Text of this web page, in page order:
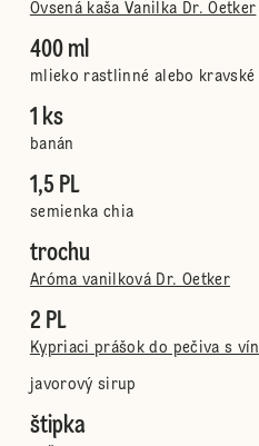
Ovsená kaša Vanilka Dr. Oetker
400 ml
mlieko rastlinné alebo kravské
1 ks
banán
1,5 PL
semienka chia
trochu
Aróma vanilková Dr. Oetker
2 PL
Kypriaci prášok do pečiva s
javorový sirup
štipka